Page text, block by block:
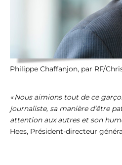
Philippe Chaffanjon, par RF/
« Nous aimions tout de ce
journaliste, sa manière d’être
attention aux autres et son
Hees, Président-directeur